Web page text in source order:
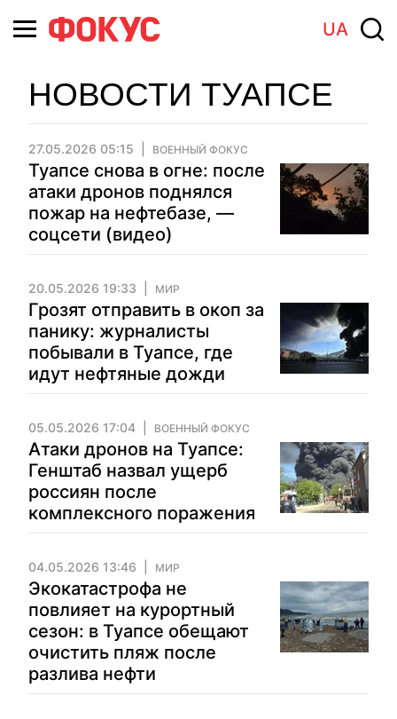
UA
НОВОСТИ ТУАПСЕ
27.05.2026 05:15 ВОЕННЫЙ ФОКУС
Туапсе снова в огне: после
атаки дронов поднялся
пожар на нефтебазе, —
соцсети (видео)
20.05.2026 19:33 МИР
Грозят отправить в окоп за
панику: журналисты
побывали в Туапсе, где
идут нефтяные дожди
05.05.2026 17:04 ВОЕННЫЙ ФОКУС
Атаки дронов на Туапсе:
Генштаб назвал ущерб
россиян после
комплексного поражения
04.05.2026 13:46 МИР
Экокатастрофа не
повлияет на курортный
сезон: в Туапсе обещают
очистить пляж после
разлива нефти